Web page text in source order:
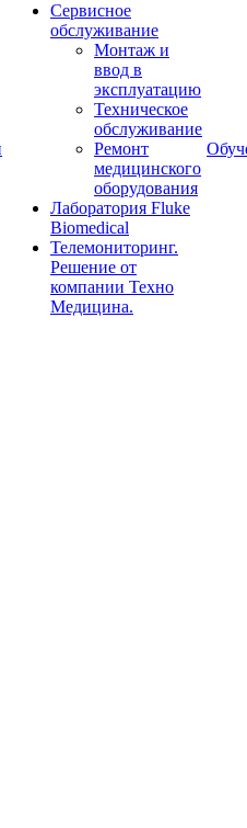
Сервисное
обслуживание
Монтаж и
ввод в
эксплуатацию
Техническое
обслуживание
Ремонт
медицинского
оборудования
Лаборатория Fluke
Biomedical
Телемониторинг.
Решение от
компании Техно
Медицина.